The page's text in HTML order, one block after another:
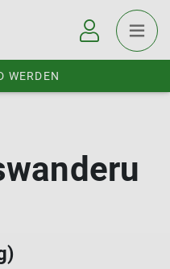
WERDEN